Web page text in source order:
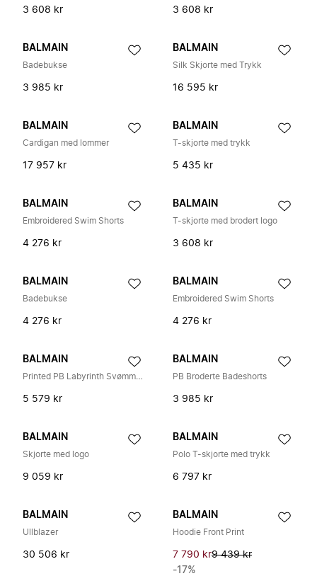
3 608 kr 3 608 kr
BALMAIN
Badebukse
3 985 kr
BALMAIN
Silk Skjorte med Trykk
16 595 kr
BALMAIN
Cardigan med lommer
17 957 kr
BALMAIN
T-skjorte med trykk
5 435 kr
BALMAIN
Embroidered Swim Shorts
4 276 kr
BALMAIN
T-skjorte med brodert logo
3 608 kr
BALMAIN
Badebukse
4 276 kr
BALMAIN
Embroidered Swim Shorts
4 276 kr
BALMAIN
Printed PB Labyrinth Svømmebukser
5 579 kr
BALMAIN
PB Broderte Badeshorts
3 985 kr
BALMAIN
Skjorte med logo
9 059 kr
BALMAIN
Polo T-skjorte med trykk
6 797 kr
BALMAIN
Ullblazer
30 506 kr
BALMAIN
Hoodie Front Print
7 790 kr9 439 kr
-17%